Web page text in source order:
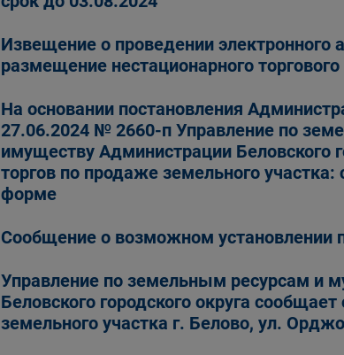
Извещение о проведении электронного
размещение нестационарного
На основании постановления
27.06.2024 № 2660-п Управление по
имуществу Администрации Беловского
торгов по продаже земельного
форме
Сообщение о возможном установлении
Управление по земельным ресурсам и
Беловского городского округа
земельного участка г. Белово, ул.